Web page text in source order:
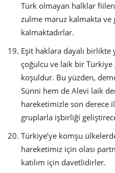
Türk olmayan halklar
zulme maruz kalmakta
kalmaktadırlar.
Eşit haklara dayalı
çoğulcu ve laik bir Türkiye
koşuldur. Bu yüzden,
Sünni hem de Alevi laik
hareketimizle son derece
gruplarla işbirliği
Türkiye’ye komşu
hareketimiz için olası
katılım için davetlidirler.